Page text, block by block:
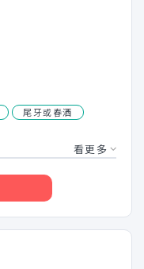
尾牙或春酒
看更多